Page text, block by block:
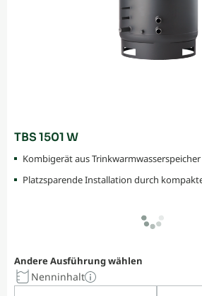
TBS 1501 W
Kombigerät aus
Platzsparende Installation durch
Andere Ausführung wählen
Nenninhalt